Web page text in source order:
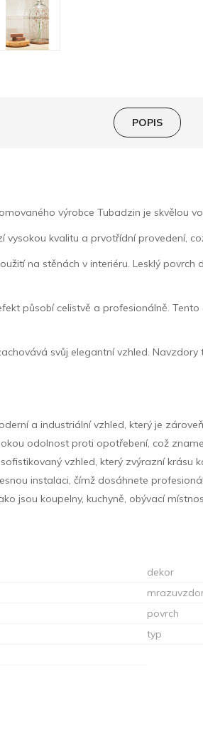
POPIS
výrobce Tubadzin je skvělou
kvalitu a prvotřídní provedení,
na stěnách v interiéru. Lesklý
působí celistvě a profesionálně.
svůj elegantní vzhled.
a industriální vzhled, který je
odolnost proti opotřebení, což
vzhled, který zvýrazní krásu
instalaci, čímž dosáhnete
jsou koupelny, kuchyně, obývací
dekor
povrch
typ